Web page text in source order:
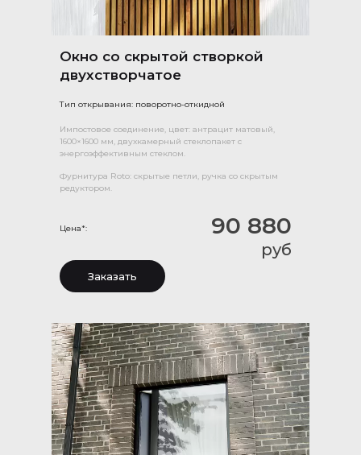
Окно со скрытой створкой
двухстворчатое
Тип открывания: поворотно-откидной
Цена*:
Импостовое соединение, цвет: антрацит матовый,
1600×1600 мм, двухкамерный стеклопакет с
энергоэффективным стеклом.
Фурнитура Roto: скрытые петли, ручка со скрытым
редуктором.
Заказать
90 880
руб